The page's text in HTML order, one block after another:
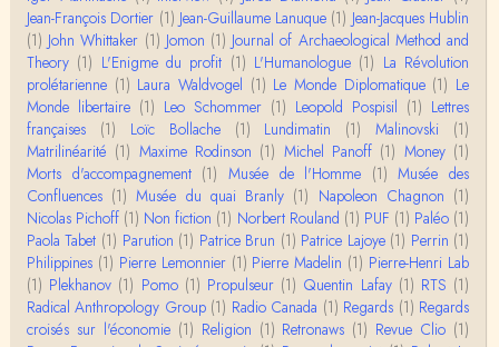
Yves Le Dantec
Affligeant, ce documentaire. Ca me fait me deman
der : est-ce que tenter de revoir l'histoire des…
Boudjemaa Sedira
Merci pour cet article méthodique. En effet, les "b
âtons-à-fouir" qu'on a pu trouver a…
Momo
BonjourCette question de la remise en cause de l'i
mage classique de sociétés vivant essentiellem…
Anonymous
Merci pour votre conférence au collège de France
Jean-François Dortier (1) Jean-Guillaume Lanuque (1) Jean-Jacques Hublin
(1) John Whittaker (1) Jomon (1) Journal of Archaeological Method and
Theory (1) L'Enigme du profit (1) L'Humanologue (1) La Révolution
prolétarienne (1) Laura Waldvogel (1) Le Monde Diplomatique (1) Le
Monde libertaire (1) Leo Schommer (1) Leopold Pospisil (1) Lettres
françaises
(1) Loïc Bollache (1) Lundimatin (1) Malinovski
(1)
Matrilinéarité (1) Maxime Rodinson (1) Michel Panoff (1) Money (1)
Morts d'accompagnement (1) Musée de l'Homme (1) Musée des
Confluences (1) Musée du quai Branly (1) Napoleon Chagnon (1)
Nicolas Pichoff (1) Non fiction (1) Norbert Rouland (1) PUF (1) Paléo (1)
Paola Tabet (1) Parution (1) Patrice Brun (1) Patrice Lajoye (1) Perrin (1)
Philippines (1) Pierre Lemonnier (1) Pierre Madelin (1) Pierre-Henri Lab
(1) Plekhanov (1) Pomo (1) Propulseur (1) Quentin Lafay (1) RTS (1)
Radical Anthropology Group (1) Radio Canada (1) Regards (1) Regards
croisés sur l'économie (1) Religion (1) Retronaws (1) Revue Clio (1)